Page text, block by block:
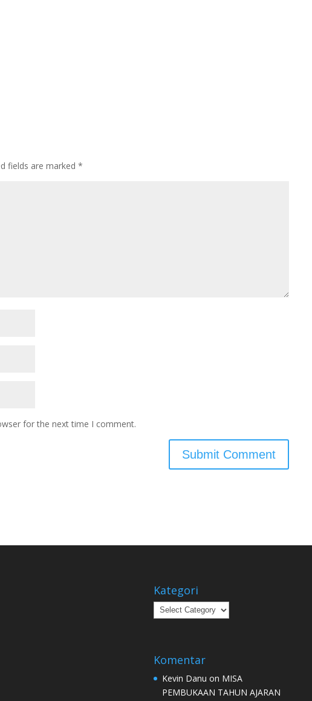
fields are marked*
for the next time I comment.
Kategori
Kategori
Komentar
Kevin Danu on MISA
PEMBUKAAN TAHUN AJARAN